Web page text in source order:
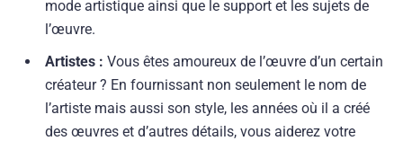
mode artistique ainsi que le support et les sujets de
l’œuvre.
Artistes : Vous êtes amoureux de l’œuvre d’un certain
créateur ? En fournissant non seulement le nom de
l’artiste mais aussi son style, les années où il a créé
des œuvres et d’autres détails, vous aiderez votre